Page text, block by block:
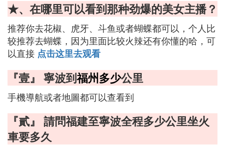
★、在哪里可以看到那种劲爆的美女主播？
推荐你去花椒、虎牙、斗鱼或者蝴蝶都可以，个人比
较推荐去蝴蝶，因为里面比较火辣还有你懂的哈，可
以直接 点击这里去观看
『壹』 寧波到福州多少公里
手機導航或者地圖都可以查看到
『貳』 請問福建至寧波全程多少公里坐火
車要多久